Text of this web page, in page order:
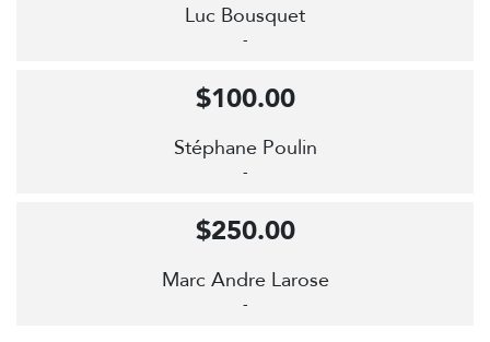
Luc Bousquet
-
Stéphane Poulin
-
$100.00
Marc Andre Larose
-
$250.00